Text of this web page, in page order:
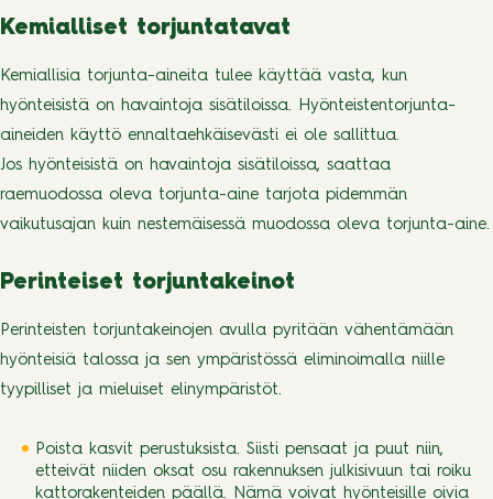
Kemialliset torjuntatavat
Kemiallisia torjunta-aineita tulee käyttää vasta, kun
hyönteisistä on havaintoja sisätiloissa. Hyönteistentorjunta-
aineiden käyttö ennaltaehkäisevästi ei ole sallittua.
Jos hyönteisistä on havaintoja sisätiloissa, saattaa
raemuodossa oleva torjunta-aine tarjota pidemmän
vaikutusajan kuin nestemäisessä muodossa oleva torjunta-aine.
Perinteiset torjuntakeinot
Perinteisten torjuntakeinojen avulla pyritään vähentämään
hyönteisiä talossa ja sen ympäristössä eliminoimalla niille
tyypilliset ja mieluiset elinympäristöt.
Poista kasvit perustuksista. Siisti pensaat ja puut niin,
etteivät niiden oksat osu rakennuksen julkisivuun tai roiku
kattorakenteiden päällä. Nämä voivat hyönteisille oivia